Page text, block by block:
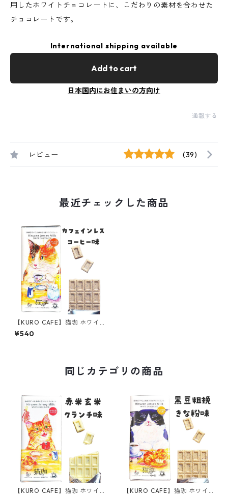
用したホワイトチョコレートに、こだわりの素材を合わせた
チョコレートです。
International shipping available
Add to cart
日本国内にお住まいの方向け
通報する
レビュー (39)
最近チェックした商品
【KURO CAFE】猫珈 ホワイ
トチョコレート カフェインレ
スコーヒー 板チョコ 60g タ
¥540
同じカテゴリの商品
【KURO CAFE】猫珈 ホワイ
【KURO CAFE】猫珈 ホワイ